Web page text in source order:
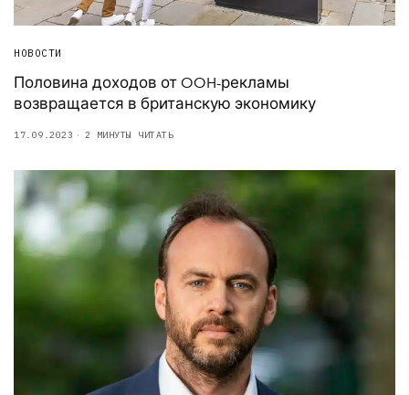
НОВОСТИ
Половина доходов от OOH-рекламы
возвращается в британскую экономику
17.09.2023 2 МИНУТЫ ЧИТАТЬ